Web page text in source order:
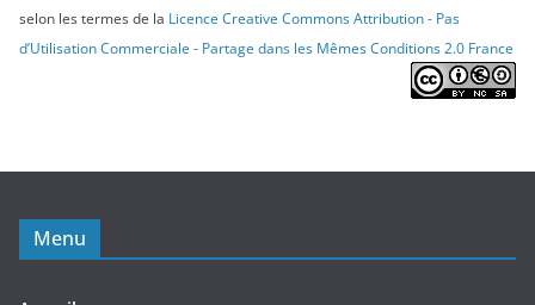
selon les termes de la Licence Creative Commons Attribution - Pas
d’Utilisation Commerciale - Partage dans les Mêmes Conditions 2.0 France
Menu